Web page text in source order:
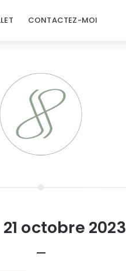
CONTACTEZ-MOI
21 octobre 2023